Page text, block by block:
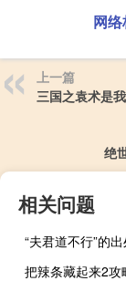
网络
上一篇
三国之袁术是
绝
相关问题
“夫君道不行”的
把辣条藏起来2攻